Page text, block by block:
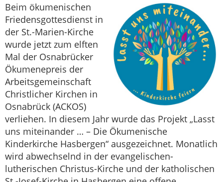
Beim ökumenischen
Friedensgottesdienst in
der St.-Marien-Kirche
wurde jetzt zum elften
Mal der Osnabrücker
Ökumenepreis der
Arbeitsgemeinschaft
Christlicher Kirchen in
Osnabrück (ACKOS)
verliehen. In diesem Jahr wurde das Projekt „Lasst
uns miteinander … – Die Ökumenische
Kinderkirche Hasbergen“ ausgezeichnet. Monatlich
wird abwechselnd in der evangelischen-
lutherischen Christus-Kirche und der katholischen